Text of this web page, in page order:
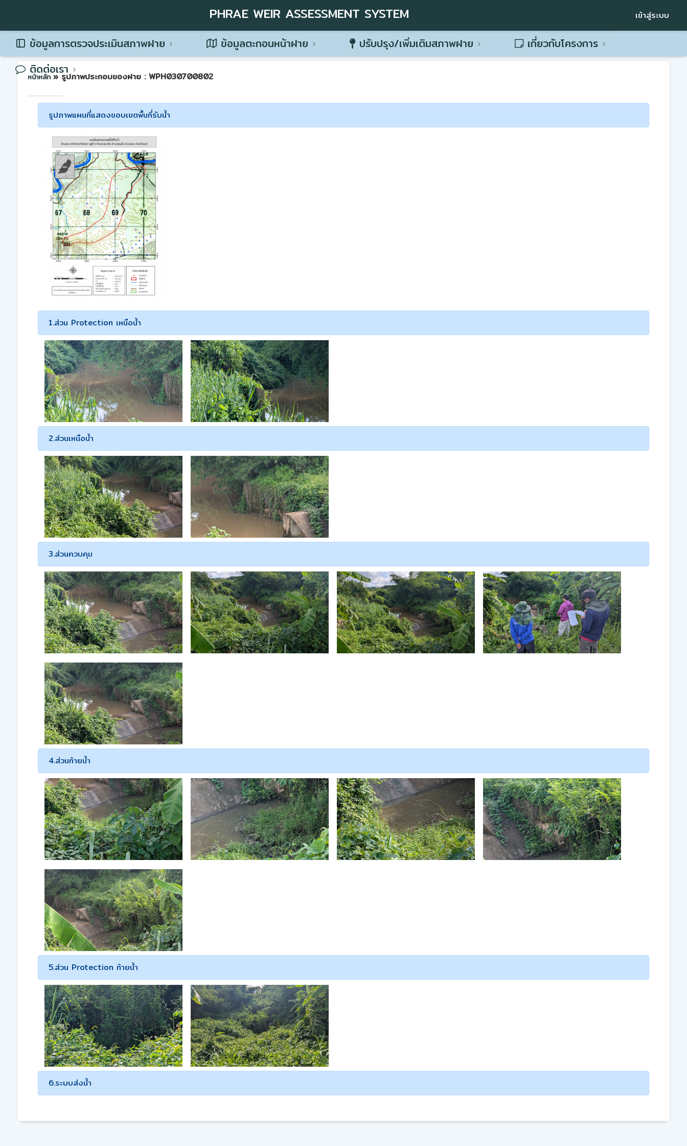
PHRAE WEIR ASSESSMENT SYSTEM เข้าสู่ระบบ
ข้อมูลการตรวจประเมินสภาพฝาย ข้อมูลตะกอนหน้าฝาย ปรับปรุง/เพิ่มเติมสภาพฝาย
เกี่ยวกับโครงการ
ติดต่อเรา
หน้าหลัก » รูปภาพประกอบของฝาย : WPH030700802
รูปภาพแผนที่แสดงขอบเขตพื้นที่รับน้ำ
1.ส่วน Protection เหนือน้ำ
2.ส่วนเหนือน้ำ
3.ส่วนควบคุม
4.ส่วนท้ายน้ำ
5.ส่วน Protection ท้ายน้ำ
6.ระบบส่งน้ำ